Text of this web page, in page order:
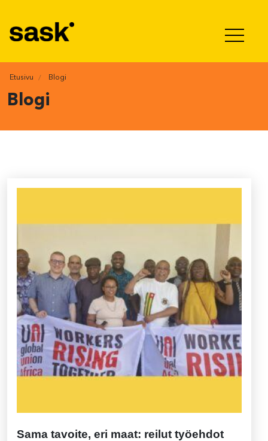
Etusivu Blogi
Blogi
Sama tavoite, eri maat: reilut työehdot